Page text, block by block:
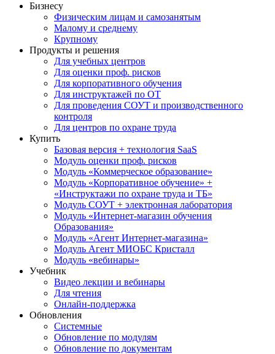
Бизнесу
Физическим лицам и самозанятым
Малому и среднему
Крупному
Продукты и решения
Для учебных центров
Для оценки проф. рисков
Для корпоративного обучения
Для инструктажей по ОТ
Для проведения СОУТ и производственного
контроля
Для центров по охране труда
Купить
Базовая версия + технология SaaS
Модуль оценки проф. рисков
Модуль «Коммерческое образование»
Модуль «Корпоративное обучение» +
«Инструктажи по охране труда и ТБ»
Модуль СОУТ + электронная лаборатория
Модуль «Интернет-магазин обучения
Образования»
Модуль «Агент Интернет-магазина»
Модуль Агент МИОБС Кристалл
Модуль «вебинары»
Учебник
Видео лекции и вебинары
Для чтения
Онлайн-поддержка
Обновления
Системные
Обновление по модулям
Обновление по документам